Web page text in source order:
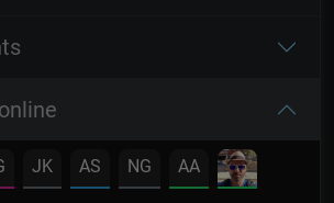
JK AS NG AA